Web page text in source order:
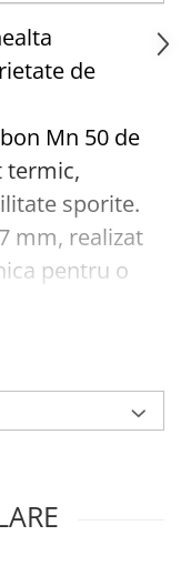
de
Mn 50 de
termic,
sporite.
mm, realizat
pentru o
o grosime
cu un